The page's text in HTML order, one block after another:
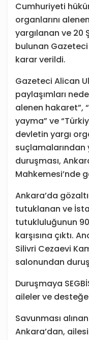
Cumhuriyeti
organlarını
yargılanan ve 20
bulunan
karar verildi.
Gazeteci Alican
paylaşımları
alenen hakaret”,
yayma” ve
devletin yargı
suçlamalarından
duruşması,
Mahkemesi’nde
Ankara’da
tutuklanan ve
tutukluluğunun
karşısına çıktı.
Silivri Cezaevi
salonundan
Duruşmaya
aileler ve
Savunması
Ankara’dan,